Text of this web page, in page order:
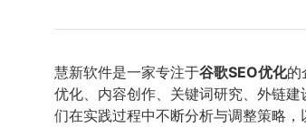
慧新软件是一家专注于谷歌SEO优化的
优化、内容创作、关键词研究、外链
们在实践过程中不断分析与调整策略